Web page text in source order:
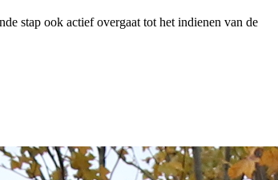
stap ook actief overgaat tot het indienen van de